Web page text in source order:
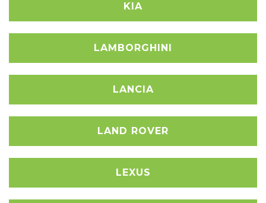
KIA
LAMBORGHINI
LANCIA
LAND ROVER
LEXUS